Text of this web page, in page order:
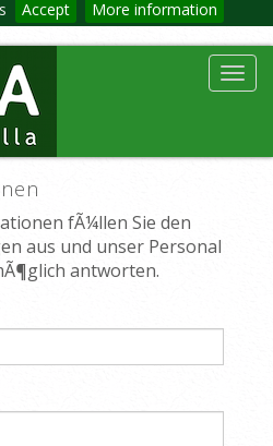
Accept More information
fÃ¼llen Sie den
aus und unser Personal
antworten.